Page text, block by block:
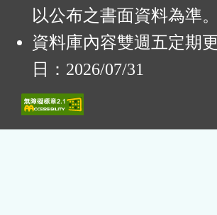
以公布之書面資料為準。
資料庫內容雙週五定期
日：2026/07/31